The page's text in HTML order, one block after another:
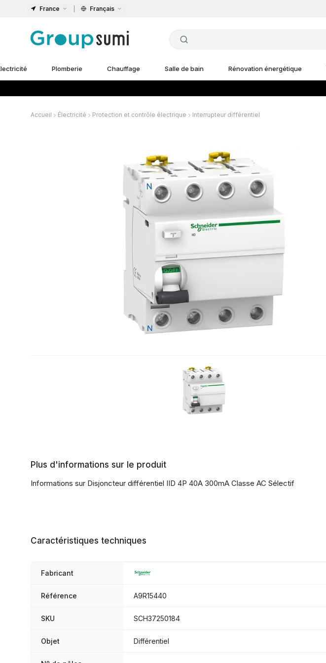
France Français
Plomberie Chauffage Salle de bain Rénovation énergétique
Accueil Électricité Protection et contrôle électrique Interrupteur différentiel
Plus d'informations sur le produit
Informations sur Disjoncteur différentiel IID 4P 40A 300mA Classe AC Sélectif
Caractéristiques techniques
Fabricant
Référence A9R15440
SKU SCH37250184
Objet Différentiel